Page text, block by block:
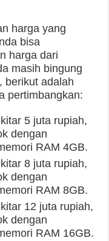
harga yang
bisa
harga dari
masih bingung
berikut adalah
pertimbangkan:
5 juta rupiah,
dengan
RAM 4GB.
8 juta rupiah,
dengan
RAM 8GB.
12 juta rupiah,
dengan
RAM 16GB.